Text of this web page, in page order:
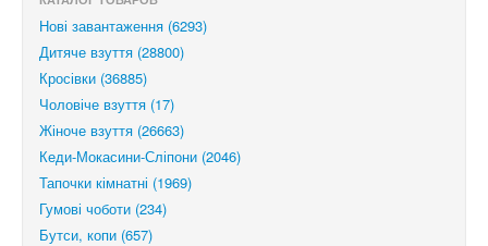
Нові завантаження (6293)
Дитяче взуття (28800)
Кросівки (36885)
Чоловіче взуття (17)
Жіноче взуття (26663)
Кеди-Мокасини-Сліпони (2046)
Тапочки кімнатні (1969)
Гумові чоботи (234)
Бутси, копи (657)